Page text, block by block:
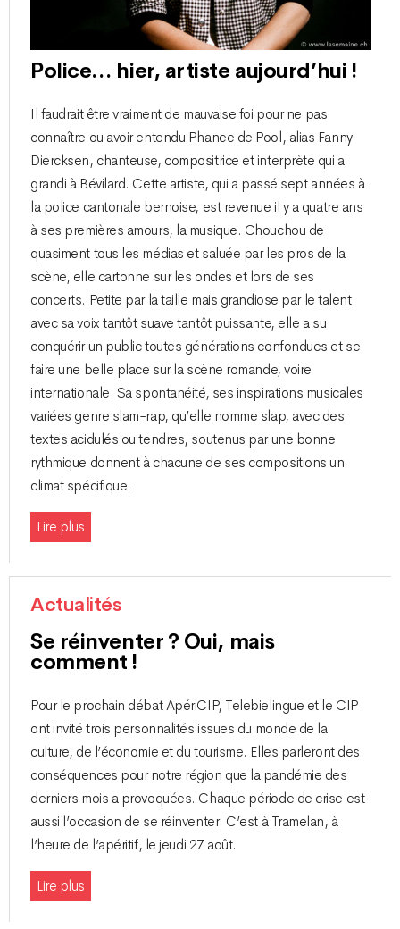
Police… hier, artiste aujourd’hui !
Il faudrait être vraiment de mauvaise foi pour ne pas
connaître ou avoir entendu Phanee de Pool, alias Fanny
Diercksen, chanteuse, compositrice et interprète qui a
grandi à Bévilard. Cette artiste, qui a passé sept années à
la police cantonale bernoise, est revenue il y a quatre ans
à ses premières amours, la musique. Chouchou de
quasiment tous les médias et saluée par les pros de la
scène, elle cartonne sur les ondes et lors de ses
concerts. Petite par la taille mais grandiose par le talent
avec sa voix tantôt suave tantôt puissante, elle a su
conquérir un public toutes générations confondues et se
faire une belle place sur la scène romande, voire
internationale. Sa spontanéité, ses inspirations musicales
variées genre slam-rap, qu’elle nomme slap, avec des
textes acidulés ou tendres, soutenus par une bonne
rythmique donnent à chacune de ses compositions un
climat spécifique.
Lire plus
Actualités
Se réinventer ? Oui, mais
comment !
Pour le prochain débat ApériCIP, Telebielingue et le CIP
ont invité trois personnalités issues du monde de la
culture, de l’économie et du tourisme. Elles parleront des
conséquences pour notre région que la pandémie des
derniers mois a provoquées. Chaque période de crise est
aussi l’occasion de se réinventer. C’est à Tramelan, à
l’heure de l’apéritif, le jeudi 27 août.
Lire plus